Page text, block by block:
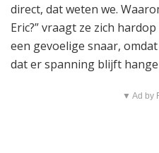
direct, dat weten we.
Eric?” vraagt ze zich
een gevoelige snaar, omdat
dat er spanning blijft
▼ Ad by